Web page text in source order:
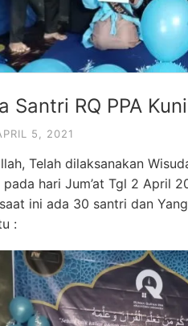
Santri RQ PPA
5, 2021
Telah dilaksanakan
pada hari Jum’at Tgl 2 April
ini ada 30 santri dan
: